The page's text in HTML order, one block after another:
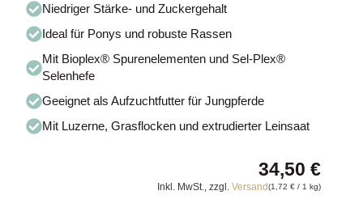
Niedriger Stärke- und Zuckergehalt
Ideal für Ponys und robuste Rassen
Mit Bioplex® Spurenelementen und Sel-Plex®
Selenhefe
Geeignet als Aufzuchtfutter für Jungpferde
Mit Luzerne, Grasflocken und extrudierter Leinsaat
34,50 €
Inkl. MwSt., zzgl. Versand(1,72 €/ 1 kg)